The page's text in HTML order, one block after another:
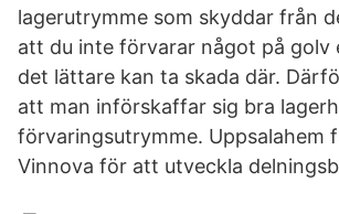
lagerutrymme som skyddar från
att du inte förvarar något på golv
det lättare kan ta skada där.
att man införskaffar sig bra
förvaringsutrymme. Uppsalahem
Vinnova för att utveckla